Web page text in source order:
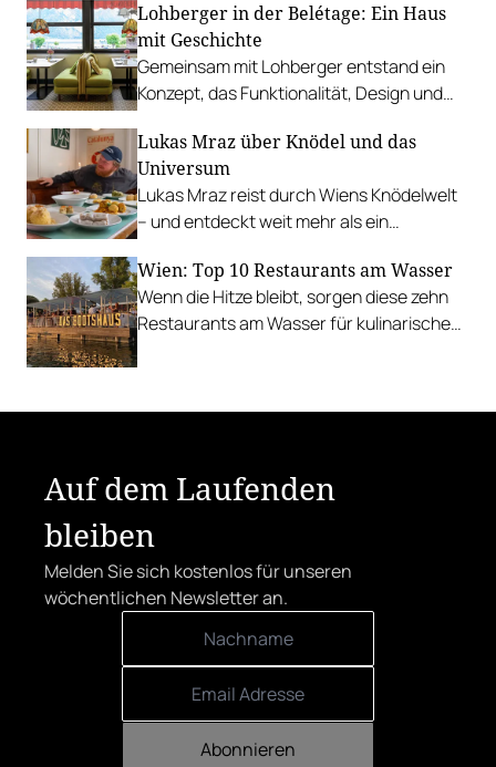
Palme, „Fridays for Furmint“ u. v. m.
Lohberger in der Belétage: Ein Haus
mit Geschichte
Gemeinsam mit Lohberger entstand ein
Konzept, das Funktionalität, Design und
Lukas Mraz über Knödel und das
Universum
Lukas Mraz reist durch Wiens Knödelwelt
– und entdeckt weit mehr als ein
Wien: Top 10 Restaurants am Wasser
Wenn die Hitze bleibt, sorgen diese zehn
Restaurants am Wasser für kulinarische
Auf dem Laufenden
bleiben
Melden Sie sich kostenlos für unseren
wöchentlichen Newsletter an.
Abonnieren